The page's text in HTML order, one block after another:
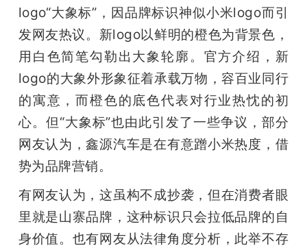
logo“大象标”，因品牌标识神似小米logo而引
发网友热议。新logo以鲜明的橙色为背景色，
用白色简笔勾勒出大象轮廓。官方介绍，新
logo的大象外形象征着承载万物，容百业同行
的寓意，而橙色的底色代表对行业热忱的初
心。但“大象标”也由此引发了一些争议，部分
网友认为，鑫源汽车是在有意蹭小米热度，借
势为品牌营销。
有网友认为，这虽构不成抄袭，但在消费者眼
里就是山寨品牌，这种标识只会拉低品牌的自
身价值。也有网友从法律角度分析，此举不存